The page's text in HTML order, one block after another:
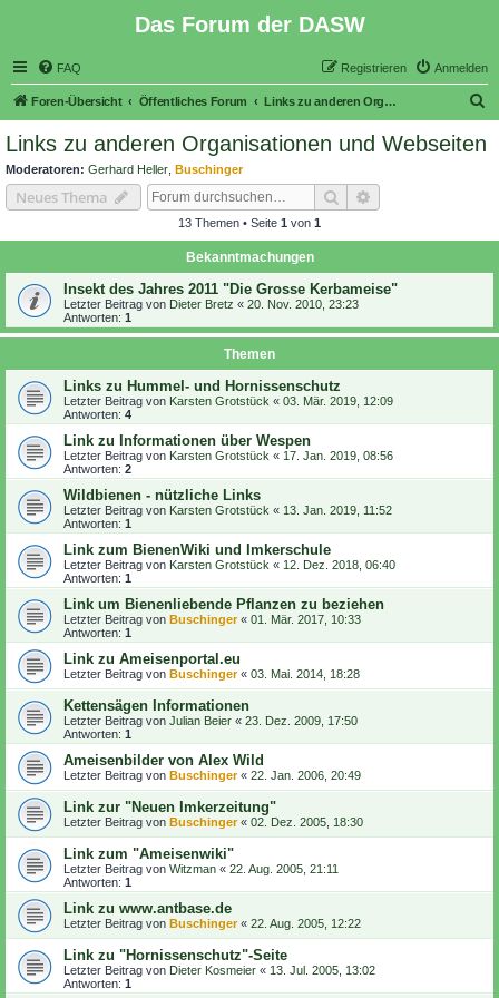
Das Forum der DASW
FAQ Anmelden
Registrieren
Foren-Übersicht Öffentliches Forum Links zu anderen Organisationen und Webseiten
Links zu anderen Organisationen und Webseiten
Moderatoren: Gerhard Heller Buschinger
Neues Thema Suche
13 Themen • Seite 1 von 1
Bekanntmachungen
Insekt des Jahres 2011 "Die Grosse Kerbameise"
Letzter Beitrag von Dieter Bretz « 20. Nov. 2010, 23:23
Antworten: 1
Themen
Links zu Hummel- und Hornissenschutz
Letzter Beitrag von Karsten Grotstück « 03. Mär. 2019, 12:09
Antworten: 4
Link zu Informationen über Wespen
Letzter Beitrag von Karsten Grotstück « 17. Jan. 2019, 08:56
Antworten: 2
Wildbienen - nützliche Links
Letzter Beitrag von Karsten Grotstück « 13. Jan. 2019, 11:52
Antworten: 1
Link zum BienenWiki und Imkerschule
Letzter Beitrag von Karsten Grotstück « 12. Dez. 2018, 06:40
Antworten: 1
Link um Bienenliebende Pflanzen zu beziehen
Letzter Beitrag von Buschinger« 01. Mär. 2017, 10:33
Antworten: 1
Link zu Ameisenportal.eu
Letzter Beitrag von Buschinger« 03. Mai. 2014, 18:28
Kettensägen Informationen
Letzter Beitrag von Julian Beier « 23. Dez. 2009, 17:50
Antworten: 1
Ameisenbilder von Alex Wild
Letzter Beitrag von Buschinger« 22. Jan. 2006, 20:49
Link zur "Neuen Imkerzeitung"
Letzter Beitrag von Buschinger« 02. Dez. 2005, 18:30
Link zum "Ameisenwiki"
Letzter Beitrag von Witzman « 22. Aug. 2005, 21:11
Antworten: 1
Link zu www.antbase.de
Letzter Beitrag von Buschinger« 22. Aug. 2005, 12:22
Link zu "Hornissenschutz"-Seite
Letzter Beitrag von Dieter Kosmeier « 13. Jul. 2005, 13:02
Antworten: 1